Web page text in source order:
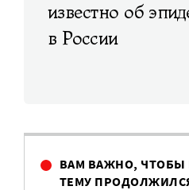
известно об
в России
ВАМ ВАЖНО, ЧТОБЫ
ТЕМУ